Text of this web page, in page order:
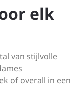
elk
van stijlvolle
of overall in een